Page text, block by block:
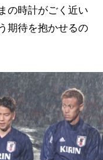
の時計がごく近い
期待を抱かせるの